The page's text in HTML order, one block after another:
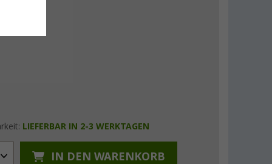
LIEFERBAR IN 2-3 WERKTAGEN
IN DEN WARENKORB